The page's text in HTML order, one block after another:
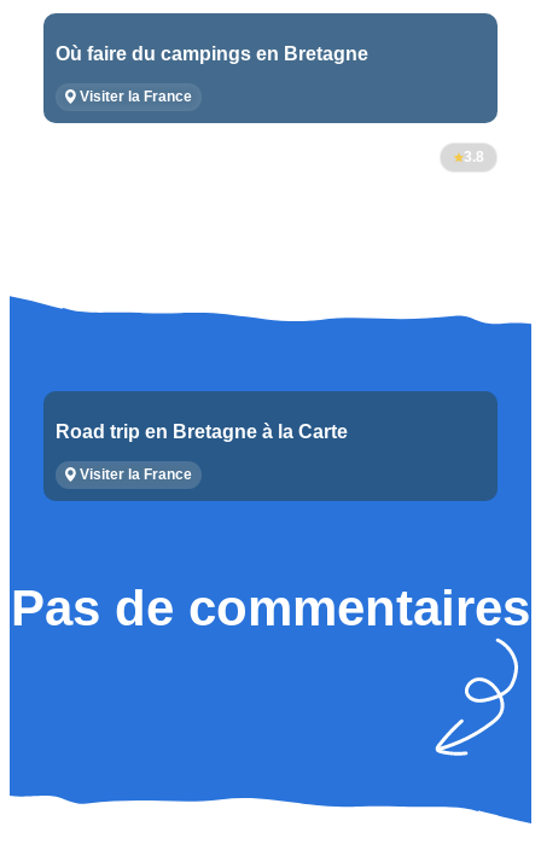
Où faire du campings en Bretagne
Visiter la France
3.8
Road trip en Bretagne à la Carte
Visiter la France
Pas de commentaires